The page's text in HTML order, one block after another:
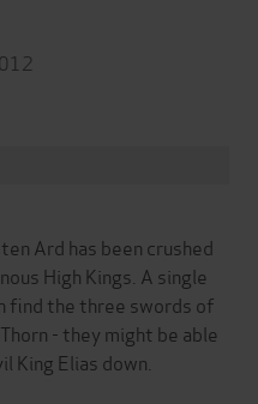
Ard has been crushed
High Kings. A single
find the three swords of
- they might be able
King Elias down.